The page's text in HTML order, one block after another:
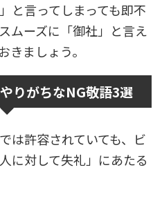
と言ってしまっても即不
ムーズに「御社」と言え
きましょう。
りがちなNG敬語3選
は許容されていても、ビ
に対して失礼」にあたる